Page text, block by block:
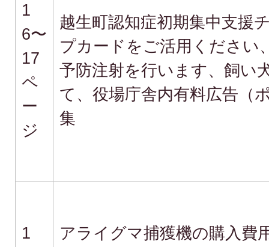
1
6〜
17
ペ
ー
ジ
越生町認知症初期集中支援
プカードをご活用ください
予防注射を行います、飼い
て、役場庁舎内有料広告（
集
1
アライグマ捕獲機の購入費